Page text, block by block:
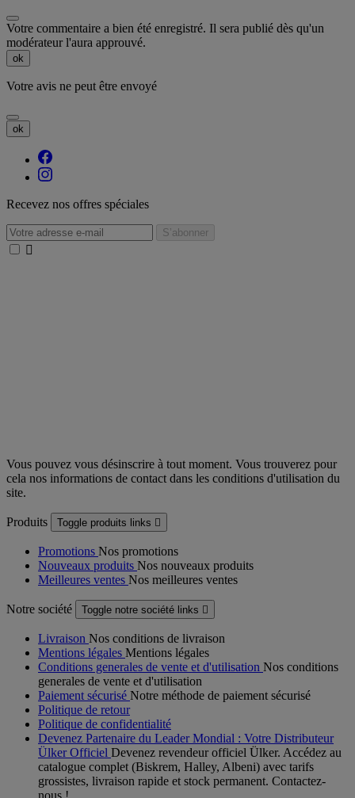
Votre commentaire a bien été enregistré. Il sera publié dès qu'un
modérateur l'aura approuvé.
ok
Votre avis ne peut être envoyé
ok
Recevez nos offres spéciales

Vous pouvez vous désinscrire à tout moment. Vous trouverez pour
cela nos informations de contact dans les conditions d'utilisation du
site.
Produits Toggle produits links 
Promotions Nos promotions
Nouveaux produits Nos nouveaux produits
Meilleures ventes Nos meilleures ventes
Notre société Toggle notre société links 
Livraison Nos conditions de livraison
Mentions légales Mentions légales
Conditions generales de vente et d'utilisation Nos conditions
generales de vente et d'utilisation
Paiement sécurisé Notre méthode de paiement sécurisé
Politique de retour
Politique de confidentialité
Devenez Partenaire du Leader Mondial : Votre Distributeur
Ülker Officiel Devenez revendeur officiel Ülker. Accédez au
catalogue complet (Biskrem, Halley, Albeni) avec tarifs
grossistes, livraison rapide et stock permanent. Contactez-
nous !